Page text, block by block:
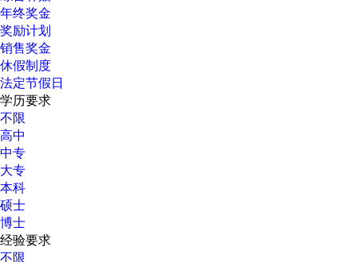
年终奖金
奖励计划
销售奖金
休假制度
法定节假日
学历要求
不限
高中
中专
大专
本科
硕士
博士
经验要求
不限